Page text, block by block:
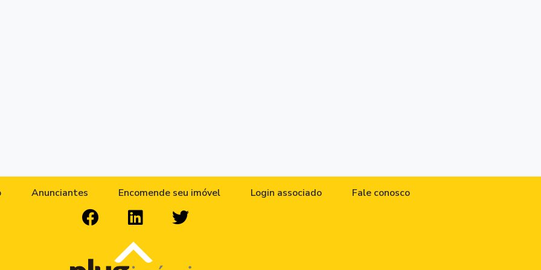
Anunciantes Encomende seu imóvel Login associado Fale conosco